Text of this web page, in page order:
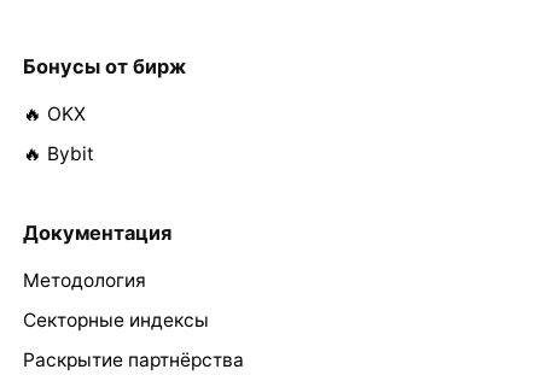
Бонусы от бирж
🔥 OKX
🔥 Bybit
Документация
Методология
Секторные индексы
Раскрытие партнёрства